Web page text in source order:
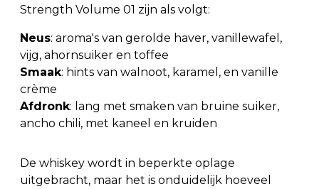
Strength Volume 01 zijn als volgt:
Neus: aroma's van gerolde haver, vanillewafel,
vijg, ahornsuiker en toffee
Smaak: hints van walnoot, karamel, en vanille
crème
Afdronk: lang met smaken van bruine suiker,
ancho chili, met kaneel en kruiden
De whiskey wordt in beperkte oplage
uitgebracht, maar het is onduidelijk hoeveel